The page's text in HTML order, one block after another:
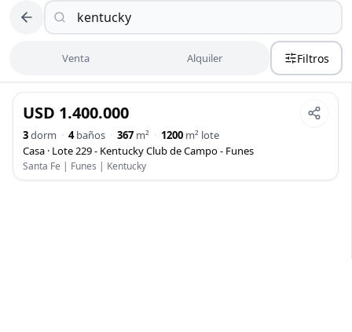
Propiedades en venta y alquiler en Funes, Roldán y Rosario
Venta Alquiler Filtros
VENTA
USD 1.400.000
3dorm · 4baños · 367 m² · 1200 m² lote
Casa · Lote 229 - Kentucky Club de Campo - Funes
Santa Fe | Funes | Kentucky